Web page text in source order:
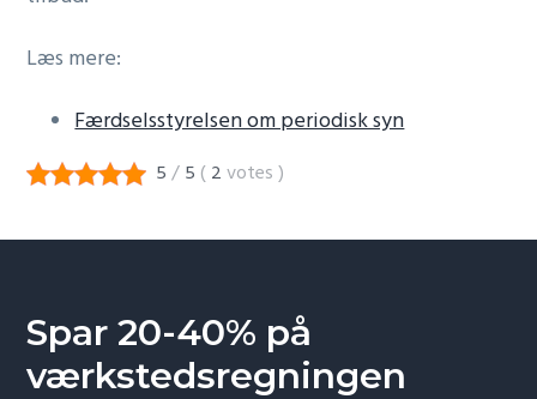
Læs mere:
Færdselsstyrelsen om periodisk syn
5/5 (2votes)
Spar 20-40% på
værkstedsregningen